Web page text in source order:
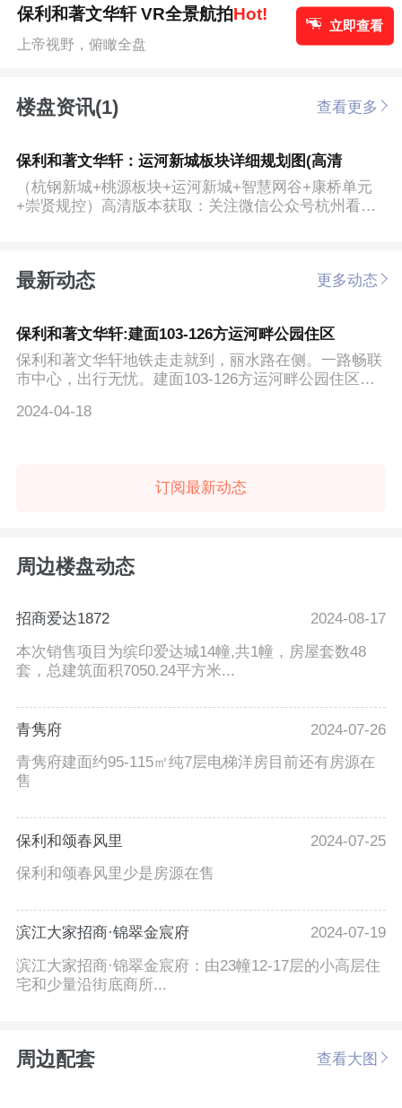
保利和著文华轩 VR全景航拍Hot!
上帝视野，俯瞰全盘
立即查看
楼盘资讯(1) 查看更多
保利和著文华轩：运河新城板块详细规划图(高清
（杭钢新城+桃源板块+运河新城+智慧网谷+康桥单元
+崇贤规控）高清版本获取：关注微信公众号杭州看房
最新动态 更多动态
保利和著文华轩:建面103-126方运河畔公园住区
保利和著文华轩地铁走走就到，丽水路在侧。一路畅联
市中心，出行无忧。建面103-126方运河畔公园住区，
2024-04-18
订阅最新动态
周边楼盘动态
招商爱达1872
2024-08-17
本次销售项目为缤印爱达城14幢,共1幢，房屋套数48
套，总建筑面积7050.24平方米...
青隽府
2024-07-26
青隽府建面约95-115㎡纯7层电梯洋房目前还有房源在
售
保利和颂春风里
2024-07-25
保利和颂春风里少是房源在售
滨江大家招商·锦翠金宸府
2024-07-19
滨江大家招商·锦翠金宸府：由23幢12-17层的小高层住
宅和少量沿街底商所...
周边配套 查看大图